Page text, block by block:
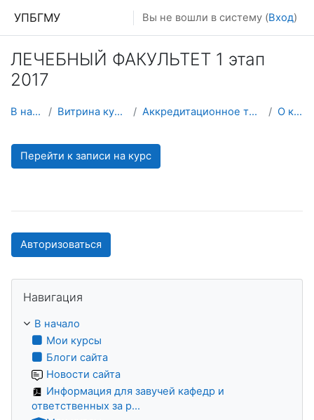
УПБГМУ Вы не вошли в систему (Вход)
ЛЕЧЕБНЫЙ ФАКУЛЬТЕТ 1 этап
2017
В начало Витрина курсов 3KL Аккредитационное тестирование О курсе
Перейти к записи на курс
Авторизоваться
Навигация
В начало
Мои курсы
Блоги сайта
Новости сайта
Информация для завучей кафедр и
ответственных за р...